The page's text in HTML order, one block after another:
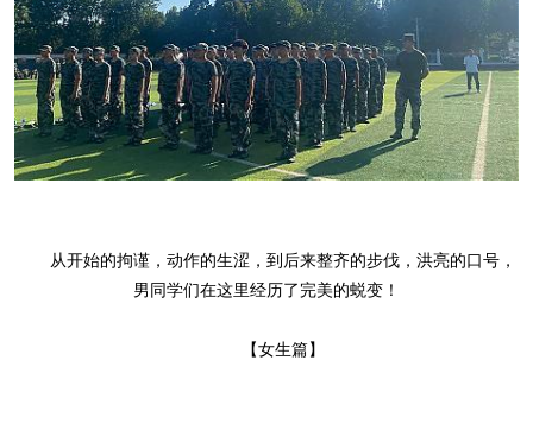
从开始的拘谨，动作的生涩，到后来整齐的步伐，洪亮的口号，
男同学们在这里经历了完美的蜕变！
【女生篇】